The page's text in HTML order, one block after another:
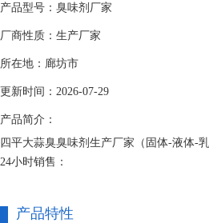
产品型号：臭味剂厂家
厂商性质：生产厂家
所在地：廊坊市
更新时间：2026-07-29
产品简介：
四平大蒜臭臭味剂生产厂家（固体-液体-
24小时销售：
产品特性